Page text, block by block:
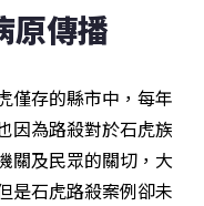
原傳播
僅存的縣市中，每年
因為路殺對於石虎族
關及民眾的關切，大
是石虎路殺案例卻未